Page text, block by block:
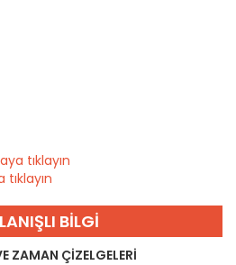
tıklayın
tıklayın
BILGI
ZAMAN ÇIZELGELERI